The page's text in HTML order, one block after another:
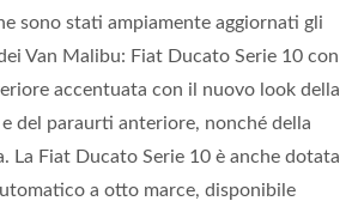
sono stati ampiamente aggiornati gli
Van Malibu: Fiat Ducato Serie 10 con
accentuata con il nuovo look della
del paraurti anteriore, nonché della
La Fiat Ducato Serie 10 è anche dotata
a otto marce, disponibile